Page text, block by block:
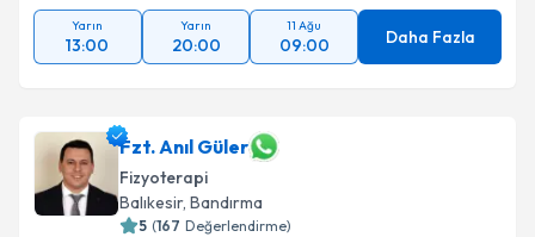
Yarın
13:00
Yarın
20:00
11 Ağu
09:00 Daha Fazla
Fzt. Anıl Güler
Fizyoterapi
Balıkesir, Bandırma
5 (167 Değerlendirme)